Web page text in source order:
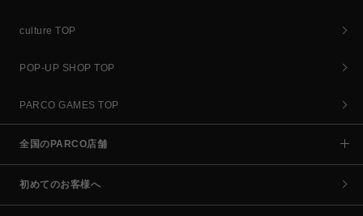
culture TOP
POP-UP SHOP TOP
PARCO GAMES TOP
全国のPARCO店舗
初めてのお客様へ